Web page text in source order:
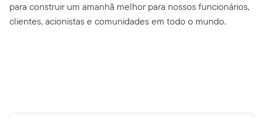
para construir um amanhã melhor para nossos funcionários,
clientes, acionistas e comunidades em todo o mundo.